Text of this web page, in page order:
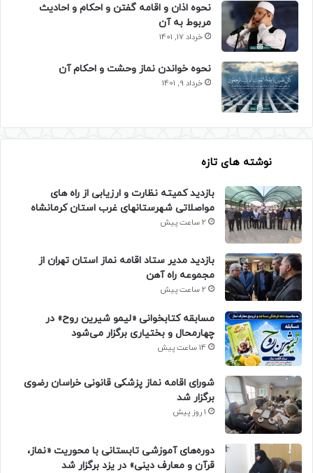
نحوه اذان و اقامه گفتن و احکام و احادیث
مربوط به آن
خرداد 17, 1401
نحوه خواندن نماز وحشت و احکام آن
خرداد 9, 1401
نوشته های تازه
بازدید کمیته نظارت و ارزیابی از راه های
مواصلاتی شهرستانهای غرب استان کرمانشاه
2 ساعت پیش
بازدید مدیر ستاد اقامه نماز استان تهران از
مجموعه راه آهن
2 ساعت پیش
مسابقه کتابخوانی «لیمو شیرین روح» در
چهارمحال و بختیاری برگزار می‌شود
14 ساعت پیش
شورای اقامه نماز پزشکی قانونی خراسان رضوی
برگزار شد
1 روز پیش
دوره‌های آموزشی تابستانی با محوریت «نماز،
قرآن و معارف دینی» در یزد برگزار شد